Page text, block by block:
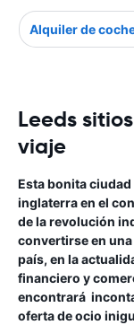
Alquiler de
Leeds
viaje
Esta bonita
inglaterra en el
de la revolución
convertirse en
país, en la
financiero y
encontrará
oferta de ocio